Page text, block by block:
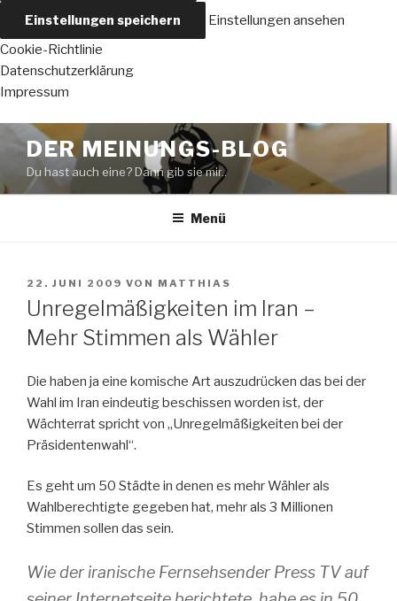
Einstellungen speichern
Einstellungen ansehen
Cookie-Richtlinie
Datenschutzerklärung
Impressum
Zum
Inhalt
springen
DER MEINUNGS-BLOG
Du hast auch eine? Dann gib sie mir..
Menü
VERÖFFENTLICHT
AM
22. JUNI 2009 VON MATTHIAS
Unregelmäßigkeiten im Iran –
Mehr Stimmen als Wähler
Die haben ja eine komische Art auszudrücken das bei der
Wahl im Iran eindeutig beschissen worden ist, der
Wächterrat spricht von „Unregelmäßigkeiten bei der
Präsidentenwahl“.
Es geht um 50 Städte in denen es mehr Wähler als
Wahlberechtigte gegeben hat, mehr als 3 Millionen
Stimmen sollen das sein.
Wie der iranische Fernsehsender Press TV auf